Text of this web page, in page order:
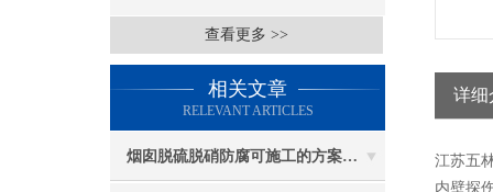
查看更多 >>
相关文章
RELEVANT ARTICLES
烟囱脱硫脱硝防腐可施工的方案都有哪些？
详细
江苏五
内壁探